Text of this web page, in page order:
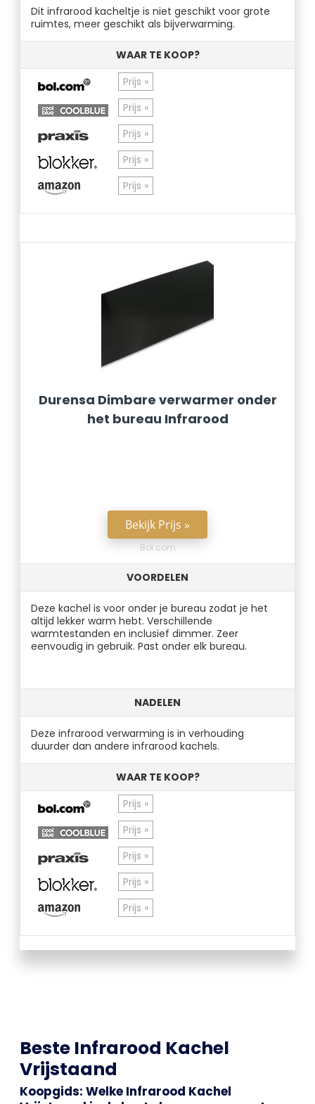
Dit infrarood kacheltje is niet geschikt voor grote
ruimtes, meer geschikt als bijverwarming.
WAAR TE KOOP?
Prijs »
Prijs »
Prijs »
Prijs »
Prijs »
Durensa Dimbare verwarmer onder
het bureau Infrarood
Bekijk Prijs »
Bol.com
VOORDELEN
Deze kachel is voor onder je bureau zodat je het
altijd lekker warm hebt. Verschillende
warmtestanden en inclusief dimmer. Zeer
eenvoudig in gebruik. Past onder elk bureau.
NADELEN
Deze infrarood verwarming is in verhouding
duurder dan andere infrarood kachels.
WAAR TE KOOP?
Prijs »
Prijs »
Prijs »
Prijs »
Prijs »
Beste Infrarood Kachel
Vrijstaand
Koopgids: Welke Infrarood Kachel